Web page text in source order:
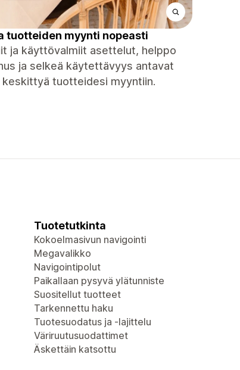
tuotteiden myynti nopeasti
ja käyttövalmiit asettelut, helppo
ja selkeä käytettävyys antavat
keskittyä tuotteidesi myyntiin.
Tuotetutkinta
Kokoelmasivun navigointi
Megavalikko
Navigointipolut
Paikallaan pysyvä ylätunniste
Suositellut tuotteet
Tarkennettu haku
Tuotesuodatus ja -lajittelu
Väriruutusuodattimet
Äskettäin katsottu